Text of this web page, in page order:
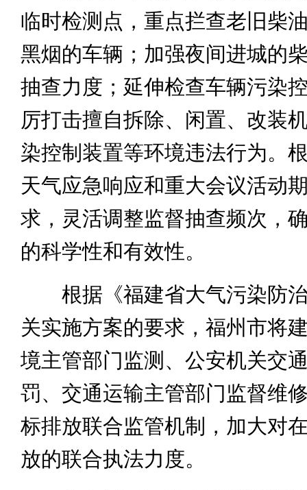
临时检测点，重点拦查老旧柴
黑烟的车辆；加强夜间进城的
抽查力度；延伸检查车辆污染
厉打击擅自拆除、闲置、改装
染控制装置等环境违法行为。
天气应急响应和重大会议活动
求，灵活调整监督抽查频次，
的科学性和有效性。
根据《福建省大气污染防治
关实施方案的要求，福州市将
境主管部门监测、公安机关交
罚、交通运输主管部门监督维
标排放联合监管机制，加大对
放的联合执法力度。